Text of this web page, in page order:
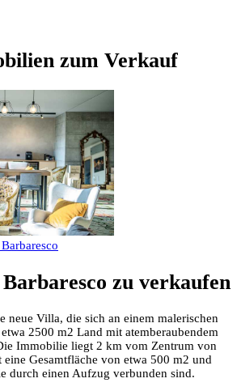
zum Verkauf
zu verkaufen
neue Villa, die sich an einem malerischen
2500 m2 Land mit atemberaubendem
Immobilie liegt 2 km vom Zentrum von
eine Gesamtfläche von etwa 500 m2 und
durch einen Aufzug verbunden sind.